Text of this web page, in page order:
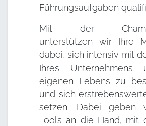
Führungsaufgaben
Mit der
unterstützen wir Ihre
dabei, sich intensiv mit
Ihres Unternehmens
eigenen Lebens zu
und sich
setzen. Dabei geben
Tools an die Hand, mit